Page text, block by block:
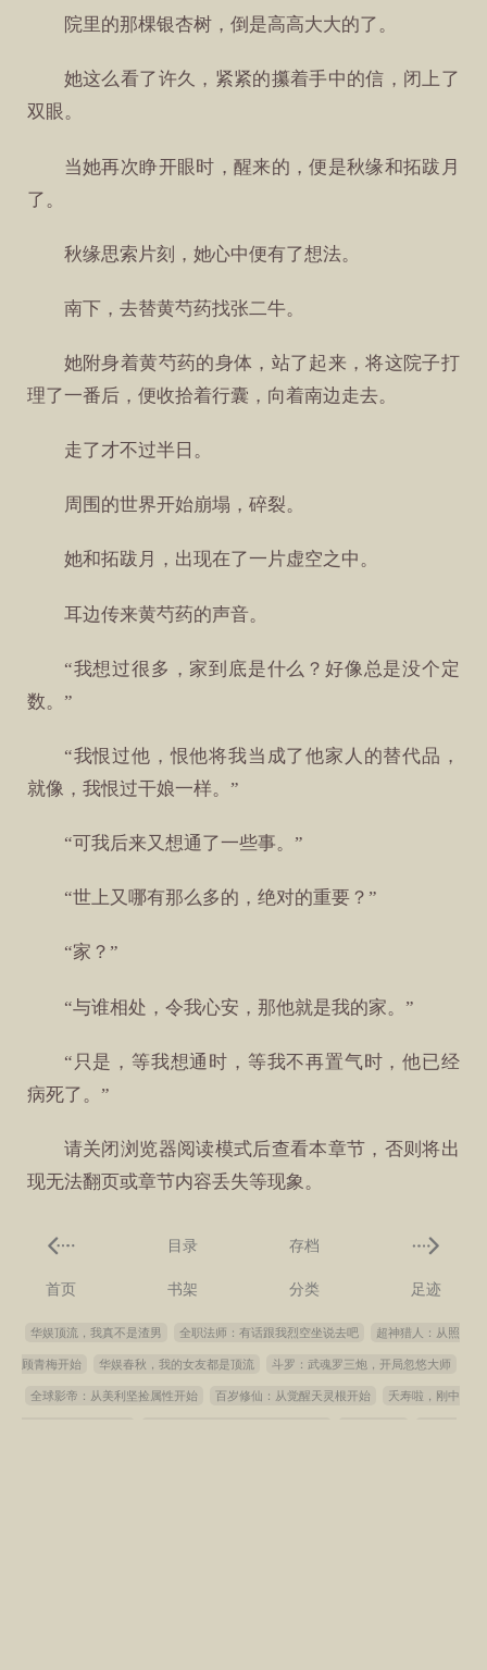
院里的那棵银杏树，倒是高高大大的了。
她这么看了许久，紧紧的攥着手中的信，闭上了
双眼。
当她再次睁开眼时，醒来的，便是秋缘和拓跋月
了。
秋缘思索片刻，她心中便有了想法。
南下，去替黄芍药找张二牛。
她附身着黄芍药的身体，站了起来，将这院子打
理了一番后，便收拾着行囊，向着南边走去。
走了才不过半日。
周围的世界开始崩塌，碎裂。
她和拓跋月，出现在了一片虚空之中。
耳边传来黄芍药的声音。
“我想过很多，家到底是什么？好像总是没个定
数。”
“我恨过他，恨他将我当成了他家人的替代品，
就像，我恨过干娘一样。”
“可我后来又想通了一些事。”
“世上又哪有那么多的，绝对的重要？”
“家？”
“与谁相处，令我心安，那他就是我的家。”
“只是，等我想通时，等我不再置气时，他已经
病死了。”
请关闭浏览器阅读模式后查看本章节，否则将出
现无法翻页或章节内容丢失等现象。
目录 存档
首页 书架 分类 足迹
华娱顶流，我真不是渣男 全职法师：有话跟我烈空坐说去吧 超神猎人：从照
顾青梅开始 华娱春秋，我的女友都是顶流 斗罗：武魂罗三炮，开局忽悠大师
全球影帝：从美利坚捡属性开始 百岁修仙：从觉醒天灵根开始 夭寿啦，刚中